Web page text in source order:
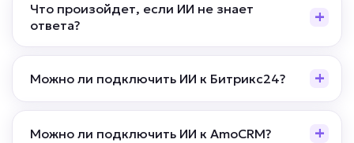
Много повторяющихся вопросов?
ИИ-куратор обучения
Задача: Отвечает на вопросы учеников
помогает ориентироваться в программе
Что произойдет, если ИИ не знает
ответа?
Можно ли подключить ИИ к Битрикс24?
Можно ли подключить ИИ к AmoCRM?